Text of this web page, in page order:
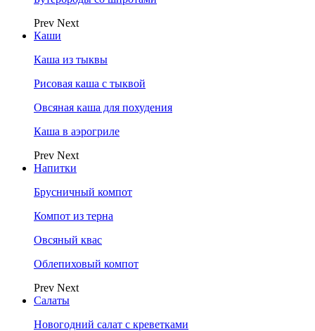
Prev Next
Каши
Каша из тыквы
Рисовая каша с тыквой
Овсяная каша для похудения
Каша в аэрогриле
Prev Next
Напитки
Брусничный компот
Компот из терна
Овсяный квас
Облепиховый компот
Prev Next
Салаты
Новогодний салат с креветками